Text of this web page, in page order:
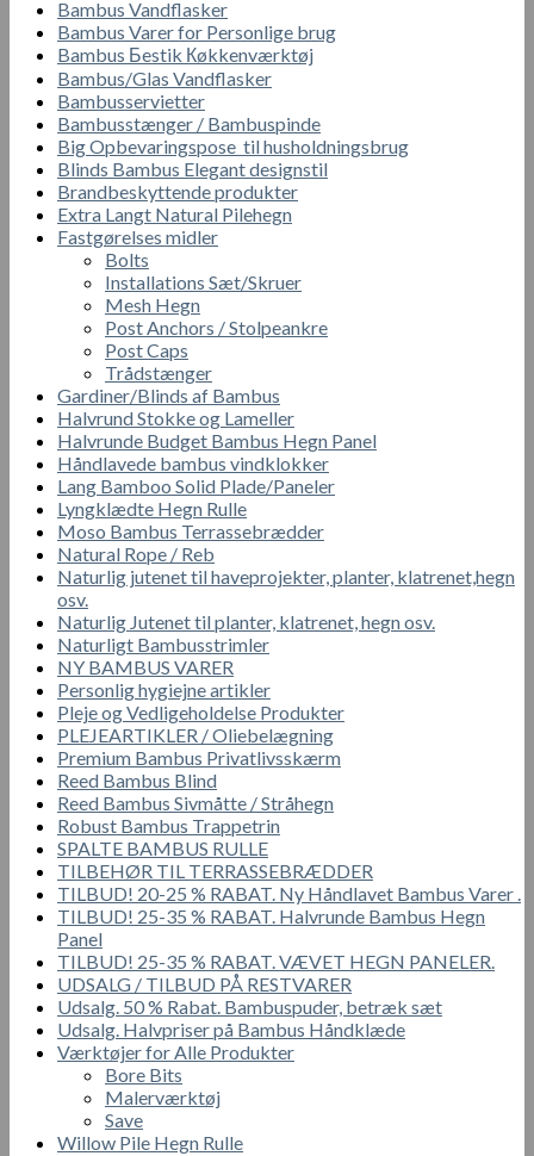
Bambus Vandflasker
Bambus Varer for Personlige brug
Bambus Бestik Кøkkenværktøj
Bambus/Glas Vandflasker
Bambusservietter
Bambusstænger / Bambuspinde
Big Opbevaringspose til husholdningsbrug
Blinds Bambus Elegant designstil
Brandbeskyttende produkter
Extra Langt Natural Pilehegn
Fastgørelses midler
Bolts
Installations Sæt/Skruer
Mesh Hegn
Post Anchors / Stolpeankre
Post Caps
Trådstænger
Gardiner/Blinds af Bambus
Halvrund Stokke og Lameller
Halvrunde Budget Bambus Hegn Panel
Håndlavede bambus vindklokker
Lang Bamboo Solid Plade/Paneler
Lyngklædte Hegn Rulle
Moso Bambus Terrassebrædder
Natural Rope / Reb
Naturlig jutenet til haveprojekter, planter, klatrenet,hegn
osv.
Naturlig Jutenet til planter, klatrenet, hegn osv.
Naturligt Bambusstrimler
NY BAMBUS VARER
Personlig hygiejne artikler
Pleje og Vedligeholdelse Produkter
PLEJEARTIKLER / Oliebelægning
Premium Bambus Privatlivsskærm
Reed Bambus Blind
Reed Bambus Sivmåtte / Stråhegn
Robust Bambus Trappetrin
SPALTE BAMBUS RULLE
TILBEHØR TIL TERRASSEBRÆDDER
TILBUD! 20-25 % RABAT. Ny Håndlavet Bambus Varer .
TILBUD! 25-35 % RABAT. Halvrunde Bambus Hegn
Panel
TILBUD! 25-35 % RABAT. VÆVET HEGN PANELER.
UDSALG / TILBUD PÅ RESTVARER
Udsalg. 50 % Rabat. Bambuspuder, betræk sæt
Udsalg. Halvpriser på Bambus Håndklæde
Værktøjer for Alle Produkter
Bore Bits
Malerværktøj
Save
Willow Pile Hegn Rulle